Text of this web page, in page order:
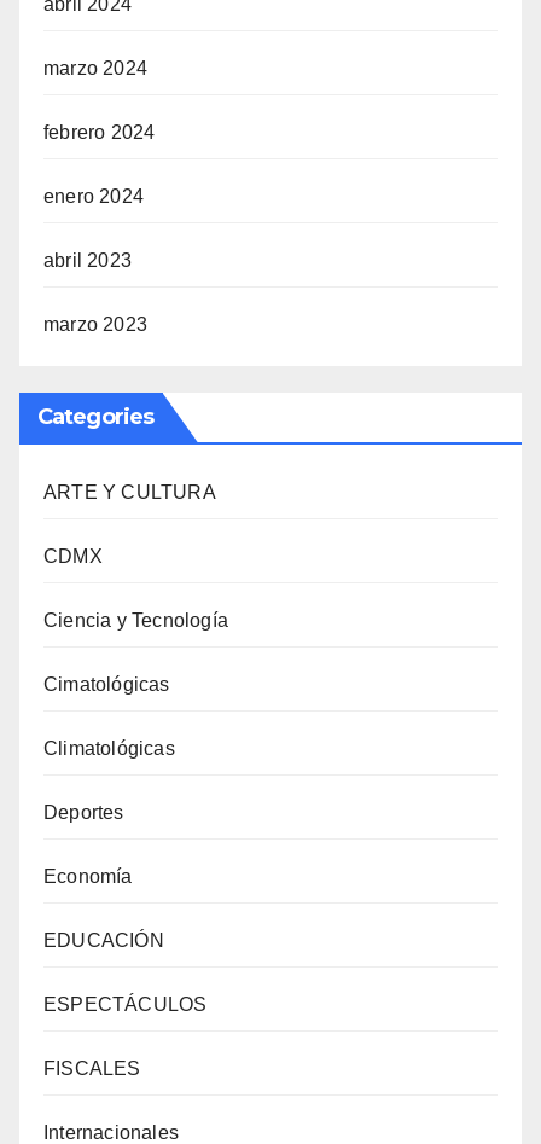
marzo 2024
febrero 2024
enero 2024
abril 2023
marzo 2023
Categories
ARTE Y CULTURA
CDMX
Ciencia y Tecnología
Cimatológicas
Climatológicas
Deportes
Economía
EDUCACIÓN
ESPECTÁCULOS
FISCALES
Internacionales